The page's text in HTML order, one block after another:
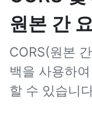
원본 간
CORS(원본
백을 사용하
할 수 있습니